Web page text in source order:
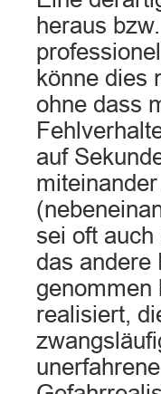
heraus
könne dies
ohne dass
auf
sei oft
das andere
genommen
realisiert,